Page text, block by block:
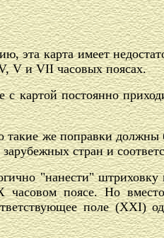
эта карта имеет
V и VII часовых поясах.
постоянно
же поправки должны
зарубежных стран и
штриховку на
часовом поясе. Но
поле (XXI)